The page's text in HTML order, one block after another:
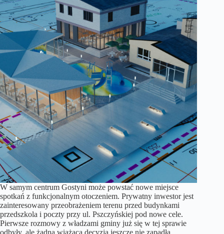
W samym centrum Gostyni może powstać nowe miejsce
spotkań z funkcjonalnym otoczeniem. Prywatny inwestor jest
zainteresowany przeobrażeniem terenu przed budynkami
przedszkola i poczty przy ul. Pszczyńskiej pod nowe cele.
Pierwsze rozmowy z władzami gminy już się w tej sprawie